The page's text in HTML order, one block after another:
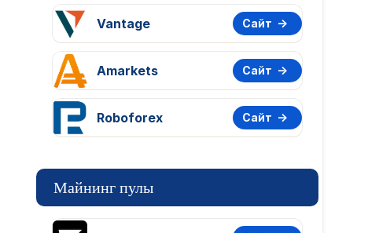
Vantage Сайт
Amarkets Сайт
Roboforex Сайт
Майнинг пулы